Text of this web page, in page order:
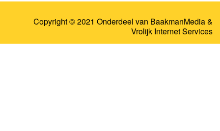
Copyright © 2021 Onderdeel van BaakmanMedia&
Vrolijk Internet Services